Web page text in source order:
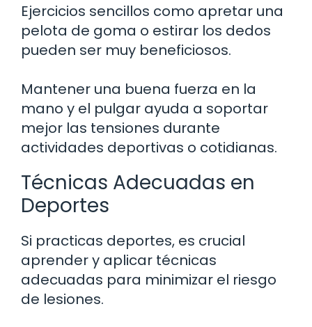
Ejercicios sencillos como apretar una
pelota de goma o estirar los dedos
pueden ser muy beneficiosos.
Mantener una buena fuerza en la
mano y el pulgar ayuda a soportar
mejor las tensiones durante
actividades deportivas o cotidianas.
Técnicas Adecuadas en
Deportes
Si practicas deportes, es crucial
aprender y aplicar técnicas
adecuadas para minimizar el riesgo
de lesiones.